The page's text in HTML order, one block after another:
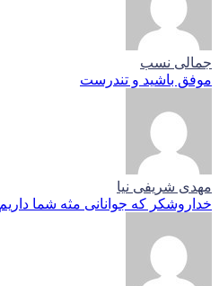
جمالی نسب
موفق باشید و تندرست
مهدی شریفی نیا
خداروشکر که جوانانی مثه شما